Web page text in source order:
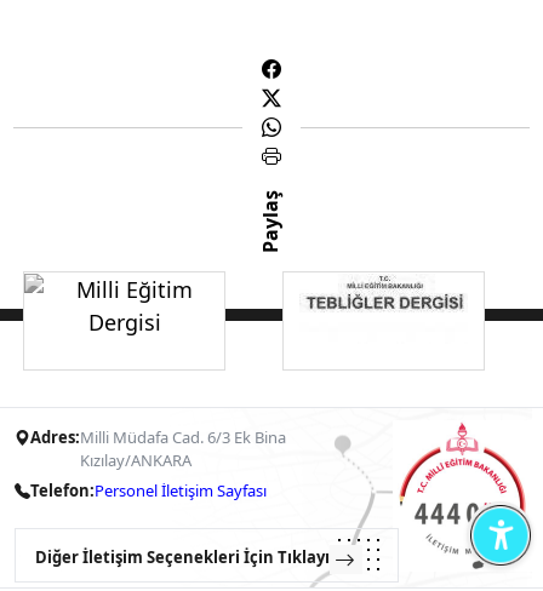
Paylaş
Adres:Milli Müdafa Cad. 6/3 Ek Bina
Kızılay/ANKARA
Telefon:Personel İletişim Sayfası
Diğer İletişim Seçenekleri İçin Tıklayın